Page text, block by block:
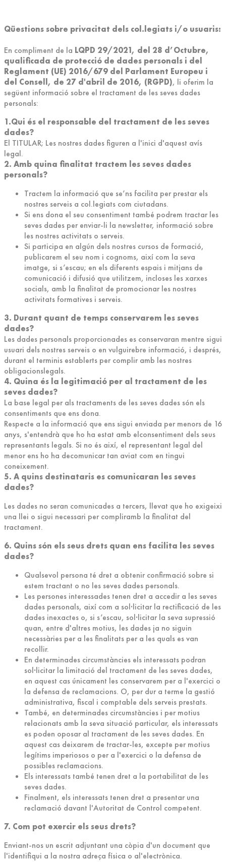
Qüestions sobre privacitat dels col.legiats i/o usuaris:
En compliment de la LQPD 29/2021, del 28 d’Octubre,
qualificada de protecció de dades personals i del
Reglament (UE) 2016/679 del Parlament Europeu i
del Consell, de 27 d'abril de 2016, (RGPD), li oferim la
següent informació sobre el tractament de les seves dades
personals:
1.Qui és el responsable del tractament de les seves
dades?
El TITULAR; Les nostres dades figuren a l'inici d'aquest avís
legal.
2. Amb quina finalitat tractem les seves dades
personals?
Tractem la informació que se’ns facilita per prestar els
nostres serveis a col.legiats com ciutadans.
Si ens dona el seu consentiment també podrem tractar les
seves dades per enviar-li la newsletter, informació sobre
les nostres activitats o serveis.
Si participa en algún dels nostres cursos de formació,
publicarem el seu nom i cognoms, així com la seva
imatge, si s’escau; en els diferents espais i mitjans de
comunicació i difusió que utilitzem, incloses les xarxes
socials, amb la finalitat de promocionar les nostres
activitats formatives i serveis.
3. Durant quant de temps conservarem les seves
dades?
Les dades personals proporcionades es conservaran mentre sigui
usuari dels nostres serveis o en vulguirebre informació, i després,
durant el terminis establerts per complir amb les nostres
obligacionslegals.
4. Quina és la legitimació per al tractament de les
seves dades?
La base legal per als tractaments de les seves dades són els
consentiments que ens dona.
Respecte a la informació que ens sigui enviada per menors de 16
anys, s'entendrà que ho ha estat amb elconsentiment dels seus
representants legals. Si no és així, el representant legal del
menor ens ho ha decomunicar tan aviat com en tingui
coneixement.
5. A quins destinataris es comunicaran les seves
dades?
Les dades no seran comunicades a tercers, llevat que ho exigeixi
una llei o sigui necessari per compliramb la finalitat del
tractament.
6. Quins són els seus drets quan ens facilita les seves
dades?
Qualsevol persona té dret a obtenir confirmació sobre si
estem tractant o no les seves dades personals.
Les persones interessades tenen dret a accedir a les seves
dades personals, així com a sol·licitar la rectificació de les
dades inexactes o, si s’escau, sol·licitar la seva supressió
quan, entre d'altres motius, les dades ja no siguin
necessàries per a les finalitats per a les quals es van
recollir.
En determinades circumstàncies els interessats podran
sol·licitar la limitació del tractament de les seves dades,
en aquest cas únicament les conservarem per a l'exercici o
la defensa de reclamacions. O, per dur a terme la gestió
administrativa, fiscal i comptable dels serveis prestats.
També, en determinades circumstàncies i per motius
relacionats amb la seva situació particular, els interessats
es poden oposar al tractament de les seves dades. En
aquest cas deixarem de tractar-les, excepte per motius
legítims imperiosos o per a l'exercici o la defensa de
possibles reclamacions.
Els interessats també tenen dret a la portabilitat de les
seves dades.
Finalment, els interessats tenen dret a presentar una
reclamació davant l'Autoritat de Control competent.
7. Com pot exercir els seus drets?
Enviant-nos un escrit adjuntant una còpia d'un document que
l'identifiqui a la nostra adreça física o al'electrònica.